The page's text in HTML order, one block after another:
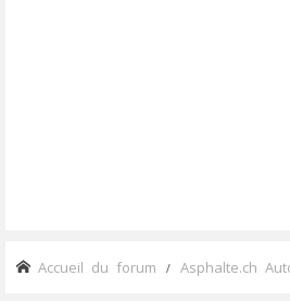
Accueil du forum Asphalte.ch